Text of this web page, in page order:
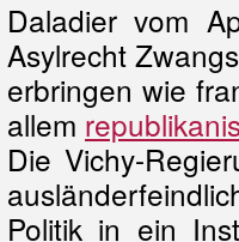
Daladier vom
Asylrecht
erbringen wie
allem
Die Vichy-
Politik in ein